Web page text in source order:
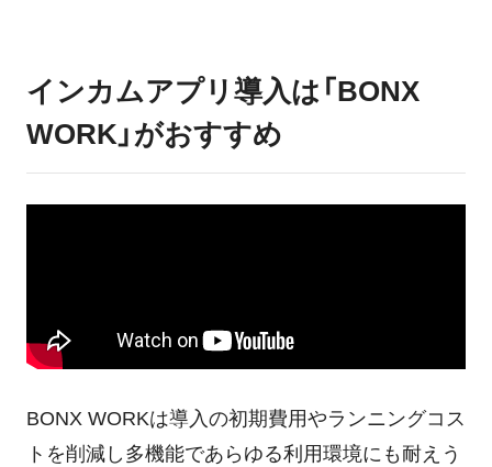
インカムアプリ導入は「BONX
WORK」がおすすめ
BONX WORKは導入の初期費用やランニングコス
トを削減し多機能であらゆる利用環境にも耐えう